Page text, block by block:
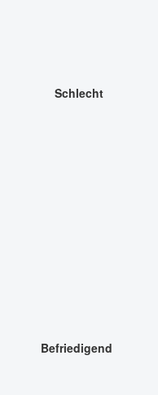
Schlecht
Befriedigend